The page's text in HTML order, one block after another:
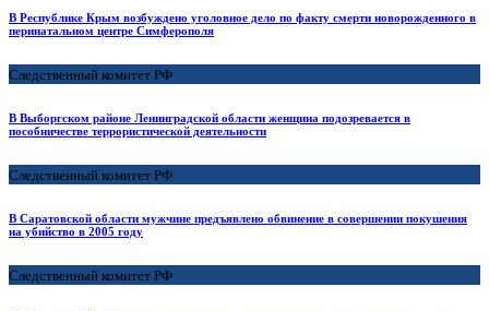
В Республике Крым возбуждено уголовное дело по факту смерти новорожденного в
перинатальном центре Симферополя
Следственный комитет РФ
В Выборгском районе Ленинградской области женщина подозревается в
пособничестве террористической деятельности
Следственный комитет РФ
В Саратовской области мужчине предъявлено обвинение в совершении покушения
на убийство в 2005 году
Следственный комитет РФ